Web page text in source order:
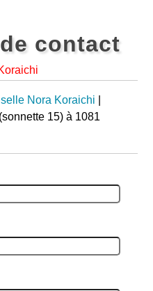
contact
Nora Koraichi
15) à 1081